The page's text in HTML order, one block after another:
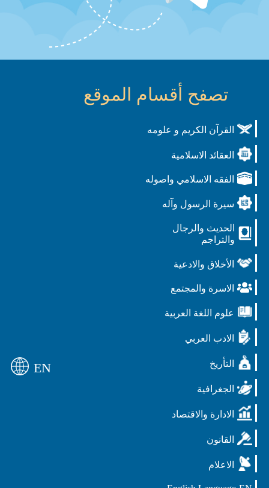
تصفح أقسام الموقع
القرآن الكريم و علومه
العقائد الاسلامية
الفقه الاسلامي واصوله
سيرة الرسول وآله
الحديث والرجال
والتراجم
الأخلاق والادعية
الاسرة والمجتمع
علوم اللغة العربية
الادب العربي
التأريخ
الجغرافية
الادارة والاقتصاد
القانون
الاعلام
EN